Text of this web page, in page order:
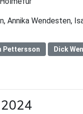
Annika Wendesten,
Pettersson Dick